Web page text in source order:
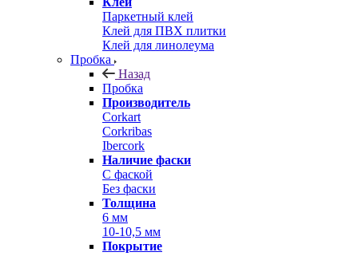
Паркетный клей
Клей для ПВХ плитки
Клей для линолеума
Пробка
Назад
Пробка
Производитель
Corkart
Corkribas
Ibercork
Наличие фаски
С фаской
Без фаски
Толщина
6 мм
10-10,5 мм
Покрытие